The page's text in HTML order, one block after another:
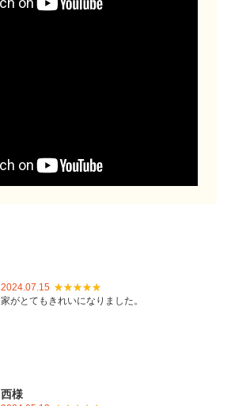
2024.07.15
家がとてもきれいになりました。
西様